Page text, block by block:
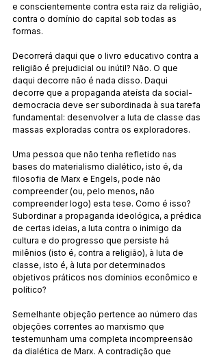
e conscientemente contra esta raiz da religião,
contra o domínio do capital sob todas as
formas.
Decorrerá daqui que o livro educativo contra a
religião é prejudicial ou inútil? Não. O que
daqui decorre não é nada disso. Daqui
decorre que a propaganda ateísta da social-
democracia deve ser subordinada à sua tarefa
fundamental: desenvolver a luta de classe das
massas exploradas contra os exploradores.
Uma pessoa que não tenha refletido nas
bases do materialismo dialético, isto é, da
filosofia de Marx e Engels, pode não
compreender (ou, pelo menos, não
compreender logo) esta tese. Como é isso?
Subordinar a propaganda ideológica, a prédica
de certas ideias, a luta contra o inimigo da
cultura e do progresso que persiste há
milênios (isto é, contra a religião), à luta de
classe, isto é, à luta por determinados
objetivos práticos nos domínios econômico e
político?
Semelhante objeção pertence ao número das
objeções correntes ao marxismo que
testemunham uma completa incompreensão
da dialética de Marx. A contradição que